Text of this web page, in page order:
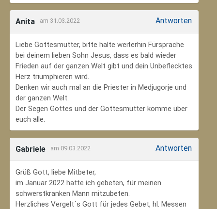
Anita am 31.03.2022 Antworten
Liebe Gottesmutter, bitte halte weiterhin Fürsprache
bei deinem lieben Sohn Jesus, dass es bald wieder
Frieden auf der ganzen Welt gibt und dein Unbeflecktes
Herz triumphieren wird.
Denken wir auch mal an die Priester in Medjugorje und
der ganzen Welt.
Der Segen Gottes und der Gottesmutter komme über
euch alle.
Gabriele am 09.03.2022 Antworten
Grüß Gott, liebe Mitbeter,
im Januar 2022 hatte ich gebeten, für meinen
schwerstkranken Mann mitzubeten.
Herzliches Vergelt´s Gott für jedes Gebet, hl. Messen